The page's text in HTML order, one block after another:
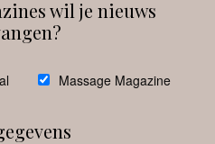
wil je nieuws
Massage Magazine